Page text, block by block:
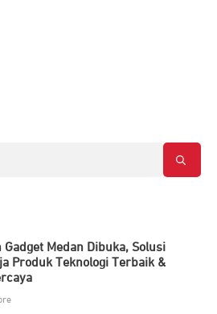
Gadget Medan Dibuka, Solusi
Produk Teknologi Terbaik &